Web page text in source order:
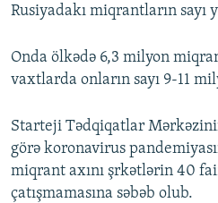
Rusiyadakı miqrantların sayı
Onda ölkədə 6,3 milyon
vaxtlarda onların sayı 9-11
Starteji Tədqiqatlar
görə koronavirus
miqrant axını şrkətlərin 40
çatışmamasına səbəb olub.